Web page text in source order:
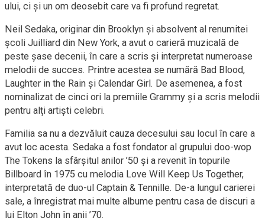
ului, ci și un om deosebit care va fi profund regretat.
Neil Sedaka, originar din Brooklyn și absolvent al renumitei
școli Juilliard din New York, a avut o carieră muzicală de
peste șase decenii, în care a scris și interpretat numeroase
melodii de succes. Printre acestea se numără Bad Blood,
Laughter in the Rain și Calendar Girl. De asemenea, a fost
nominalizat de cinci ori la premiile Grammy și a scris melodii
pentru alți artiști celebri.
Familia sa nu a dezvăluit cauza decesului sau locul în care a
avut loc acesta. Sedaka a fost fondator al grupului doo-wop
The Tokens la sfârșitul anilor ’50 și a revenit în topurile
Billboard în 1975 cu melodia Love Will Keep Us Together,
interpretată de duo-ul Captain & Tennille. De-a lungul carierei
sale, a înregistrat mai multe albume pentru casa de discuri a
lui Elton John în anii ’70.